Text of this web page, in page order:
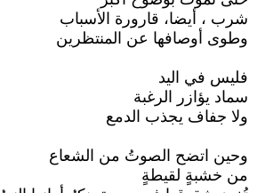
شرب ، أيضا، قارورة الأسباب
وطوى أوصافها عن المنتظرين
فليس في اليد
سماد يؤازر الرغبة
ولا جفاف يجذب الدمع
وحين اتضح الصوتُ من الشعاع
من خشبةٍ لقيطةٍ